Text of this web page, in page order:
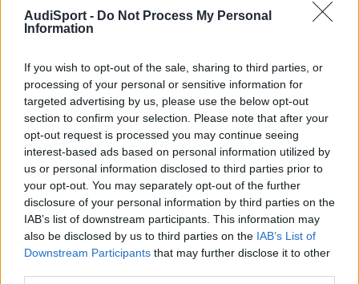
AudiSport - Do Not Process My Personal
Information
If you wish to opt-out of the sale, sharing to third parties, or
processing of your personal or sensitive information for
targeted advertising by us, please use the below opt-out
section to confirm your selection. Please note that after your
opt-out request is processed you may continue seeing
interest-based ads based on personal information utilized by
us or personal information disclosed to third parties prior to
your opt-out. You may separately opt-out of the further
disclosure of your personal information by third parties on the
IAB’s list of downstream participants. This information may
also be disclosed by us to third parties on the IAB’s List of
Downstream Participants that may further disclose it to other
galanot
Publicado
KOKE_85 dijo:
Hola, en un principio te diría que no te preocupases...
Tengo tu mismo coche y a mi también me pasa, por lo que
he leido... les sucede a la mayoría, al parecer es normal en
nuestro modelo.
No le des importancia... y disfruta de tu coche, yo estoy
encantado.
Un saludo.